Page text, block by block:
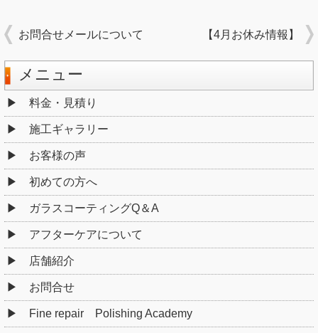
お問合せメールについて 【4月お休み情報】
メニュー
料金・見積り
施工ギャラリー
お客様の声
初めての方へ
ガラスコーティングQ＆A
アフターケアについて
店舗紹介
お問合せ
Fine repair Polishing Academy